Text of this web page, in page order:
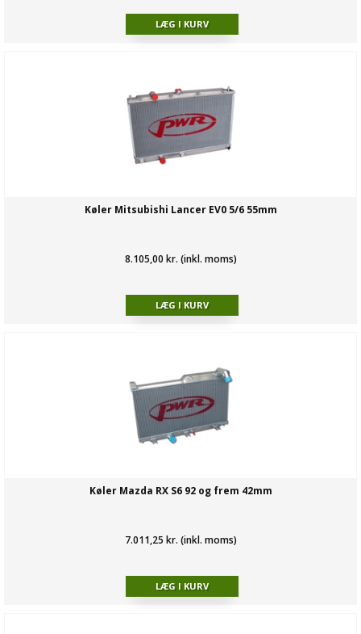
Køler Mitsubishi Lancer EV0 5/6 55mm
8.105,00 kr. (inkl. moms)
Køler Mazda RX S6 92 og frem 42mm
7.011,25 kr. (inkl. moms)